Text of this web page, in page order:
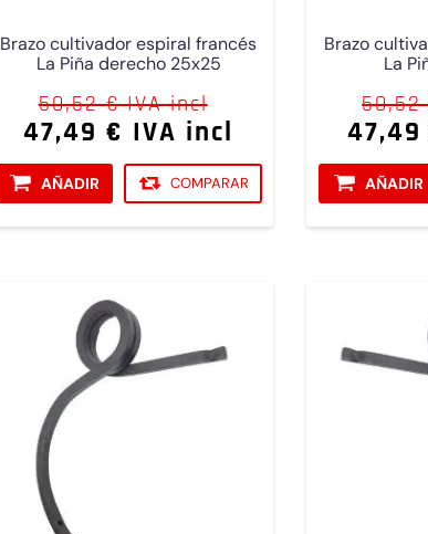
Brazo cultivador espiral francés
La Piña derecho 25x25
50,52 € IVA incl
47,49 € IVA incl
AÑADIR COMPARAR
Brazo
La
AÑADIR